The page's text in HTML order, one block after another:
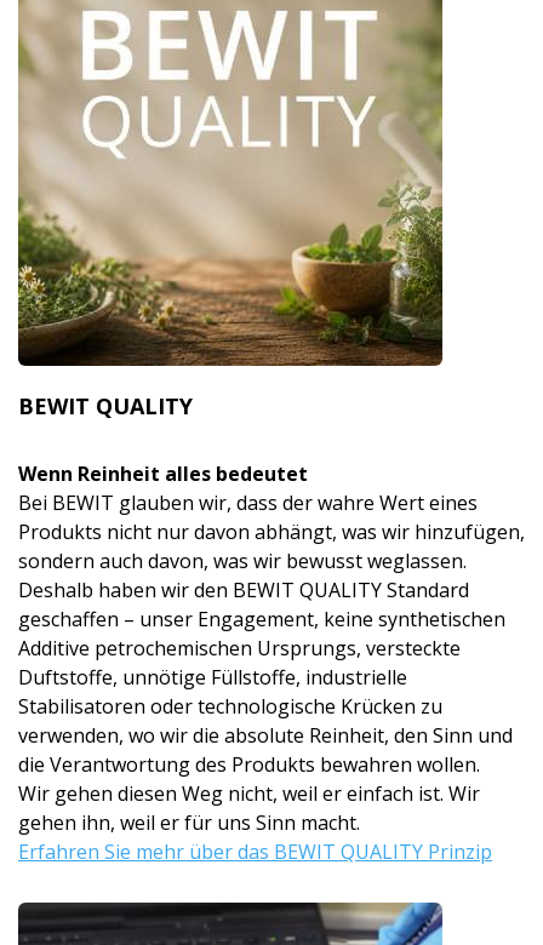
BEWIT QUALITY
Wenn Reinheit alles bedeutet
Bei BEWIT glauben wir, dass der wahre Wert eines
Produkts nicht nur davon abhängt, was wir hinzufügen,
sondern auch davon, was wir bewusst weglassen.
Deshalb haben wir den BEWIT QUALITY Standard
geschaffen – unser Engagement, keine synthetischen
Additive petrochemischen Ursprungs, versteckte
Duftstoffe, unnötige Füllstoffe, industrielle
Stabilisatoren oder technologische Krücken zu
verwenden, wo wir die absolute Reinheit, den Sinn und
die Verantwortung des Produkts bewahren wollen.
Wir gehen diesen Weg nicht, weil er einfach ist. Wir
gehen ihn, weil er für uns Sinn macht.
Erfahren Sie mehr über das BEWIT QUALITY Prinzip